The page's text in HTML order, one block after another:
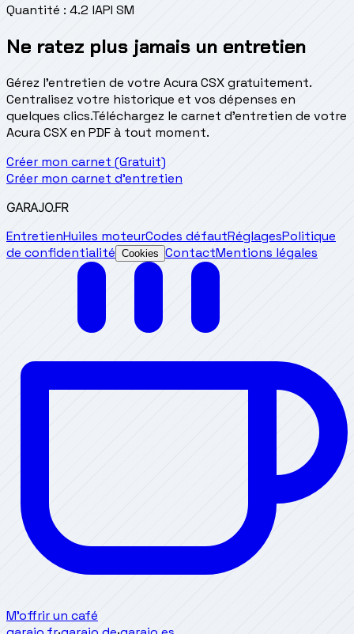
Quantité : 4.2 lAPI SM
Ne ratez plus jamais un entretien
Gérez l'entretien de votre Acura CSX gratuitement.
Centralisez votre historique et vos dépenses en
quelques clics.Téléchargez le carnet d'entretien de votre
Acura CSX en PDF à tout moment.
Créer mon carnet (Gratuit)
Créer mon carnet d'entretien
GARAJO.FR
EntretienHuiles moteurCodes défautRéglagesPolitique
de confidentialité Cookies ContactMentions légales
M'offrir un café